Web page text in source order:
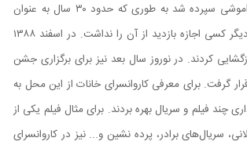
کاروانسرا کم کم به فراموشی سپرده شد به طوری که حدود ۳۰ سال به عنوان
انبار به کار می‌رفت و دیگر کسی اجازه بازدید از آن را نداشت. در اسفند ۱۳۸۸
کردند. در نوروز سال بعد نیز برای برگزاری جشن
گرفت. برای معرفی کاروانسرای خانات از این محل به
چند فیلم و سریال بهره بردند. برای مثال فیلم یکی از
سریال‌های برادر، پرده نشین و... نیز در کاروانسرای